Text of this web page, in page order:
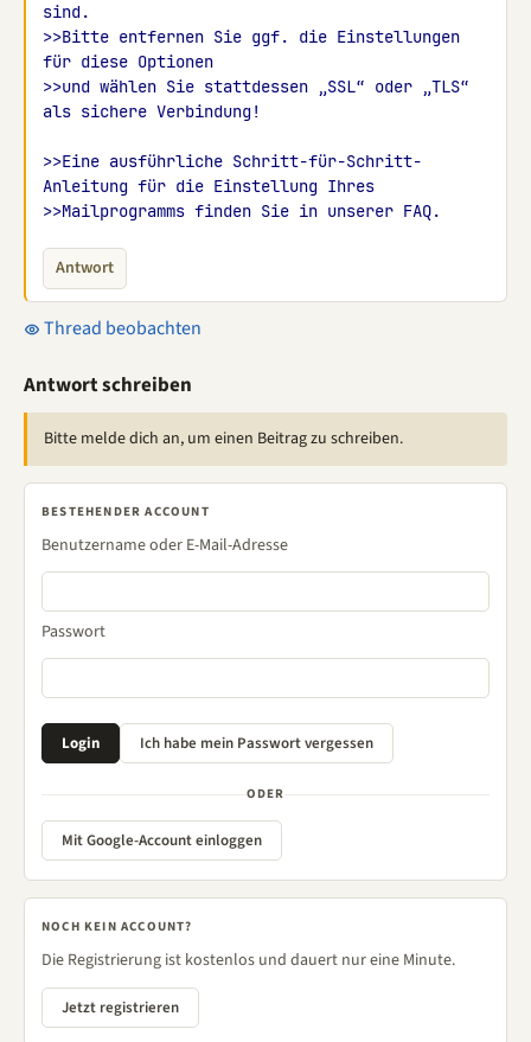
sind.
>>Bitte entfernen Sie ggf. die Einstellungen
für diese Optionen
>>und wählen Sie stattdessen „SSL“ oder „TLS“
als sichere Verbindung!
>>Eine ausführliche Schritt-für-Schritt-
Anleitung für die Einstellung Ihres
>>Mailprogramms finden Sie in unserer FAQ.
Antwort
Thread beobachten
Antwort schreiben
Bitte melde dich an, um einen Beitrag zu schreiben.
BESTEHENDER ACCOUNT
Benutzername oder E-Mail-Adresse
Passwort
ODER
Mit Google-Account einloggen
NOCH KEIN ACCOUNT?
Die Registrierung ist kostenlos und dauert nur eine Minute.
Jetzt registrieren